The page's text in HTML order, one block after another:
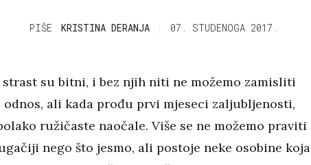
PIŠE KRISTINA DERANJA 07. STUDENOGA 2017.
strast su bitni, i bez njih niti ne možemo zamisliti
ali kada prođu prvi mjeseci zaljubljenosti,
ružičaste naočale. Više se ne možemo praviti
nego što jesmo, ali postoje neke osobine koja